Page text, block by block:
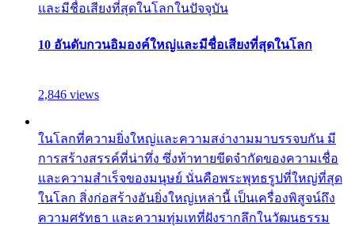
และมีชื่อเสียงที่สุดในโลกในปัจจุบัน
10 อันดับกวนอิมองค์ใหญ่และมีชื่อเสียงที่สุดในโลก
2,846 views
ในโลกที่ความยิ่งใหญ่และความสง่างามมาบรรจบกัน มี
การสร้างสรรค์ที่น่าทึ่ง ซึ่งท้าทายขีดจำกัดของความเชื่อ
และความสำเร็จของมนุษย์ นั่นคือพระพุทธรูปที่ใหญ่ที่สุด
ในโลก สิ่งก่อสร้างอันยิ่งใหญ่เหล่านี้ เป็นเครื่องพิสูจน์ถึง
ความศรัทธา และความทุ่มเทที่ฝังรากลึกในวัฒนธรรม